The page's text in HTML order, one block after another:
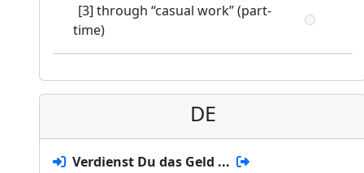
[3] through “casual work” (part-
time)
DE
Verdienst Du das Geld ...